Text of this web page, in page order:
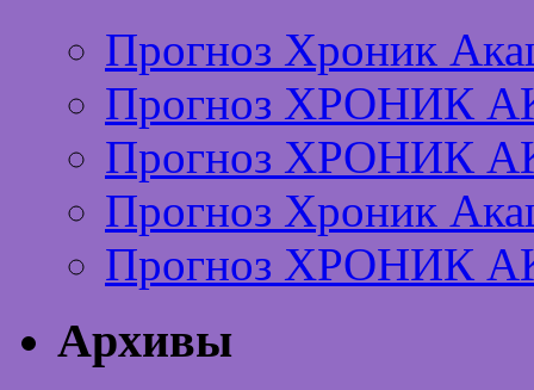
Прогноз Хроник
Прогноз ХРОНИК
Прогноз ХРОНИК
Прогноз Хроник
Прогноз ХРОНИК
Архивы